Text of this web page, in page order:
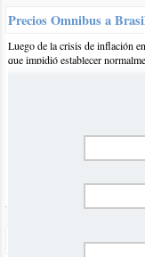
gracias! Alguien que
Precios Omnibus a
Luego de la crisis de inflación
que impidió establecer
precios para el próximo verano
Precios Omnibus a